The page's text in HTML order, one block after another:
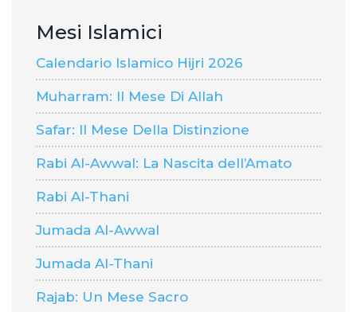
Mesi Islamici
Calendario Islamico Hijri 2026
Muharram: Il Mese Di Allah
Safar: Il Mese Della Distinzione
Rabi Al-Awwal: La Nascita dell’Amato
Rabi Al-Thani
Jumada Al-Awwal
Jumada Al-Thani
Rajab: Un Mese Sacro